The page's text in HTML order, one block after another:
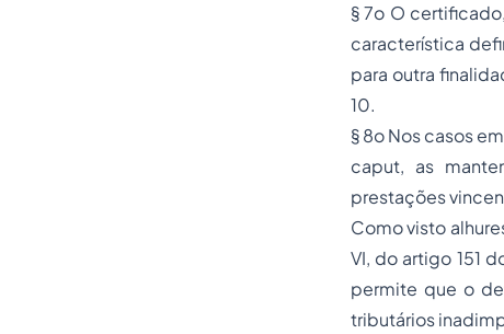
§ 7o O
característica
para outra
10.
§ 8o Nos casos
caput, as
prestações
Como visto
VI, do artigo 151
permite que o
tributários